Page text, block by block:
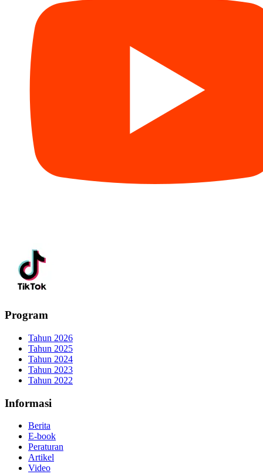
Program
Tahun 2026
Tahun 2025
Tahun 2024
Tahun 2023
Tahun 2022
Informasi
Berita
E-book
Peraturan
Artikel
Video